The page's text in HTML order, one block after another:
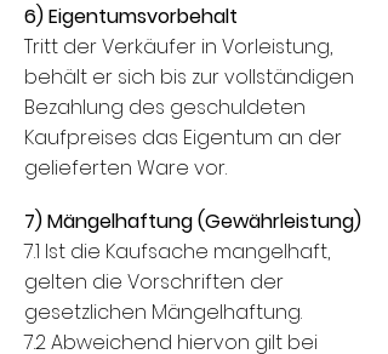
6) Eigentumsvorbehalt
Tritt der Verkäufer in Vorleistung,
behält er sich bis zur vollständigen
Bezahlung des geschuldeten
Kaufpreises das Eigentum an der
gelieferten Ware vor.
7) Mängelhaftung (Gewährleistung)
7.1 Ist die Kaufsache mangelhaft,
gelten die Vorschriften der
gesetzlichen Mängelhaftung.
7.2 Abweichend hiervon gilt bei